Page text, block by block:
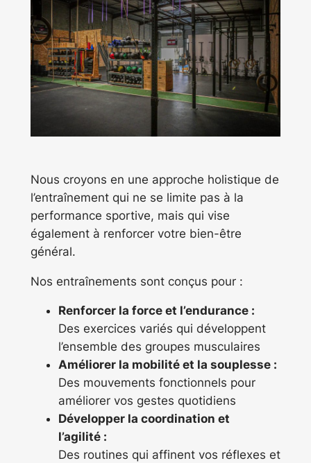
Nous croyons en une approche holistique de
l’entraînement qui ne se limite pas à la
performance sportive, mais qui vise
également à renforcer votre bien-être
général.
Nos entraînements sont conçus pour :
Renforcer la force et l’endurance :
Des exercices variés qui développent
l’ensemble des groupes musculaires
Améliorer la mobilité et la souplesse :
Des mouvements fonctionnels pour
améliorer vos gestes quotidiens
Développer la coordination et
l’agilité :
Des routines qui affinent vos réflexes et